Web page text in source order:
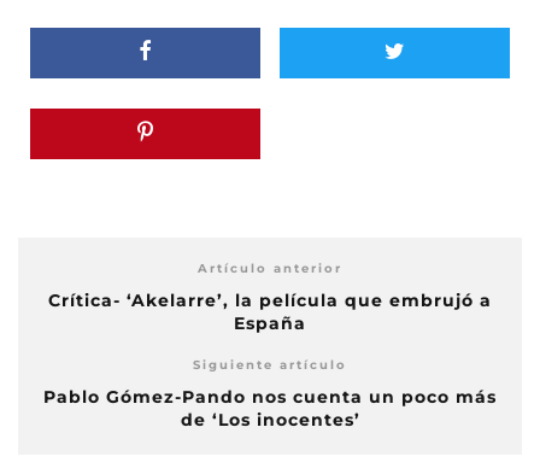
Artículo anterior
Crítica- ‘Akelarre’, la película que embrujó a
España
Siguiente artículo
Pablo Gómez-Pando nos cuenta un poco más
de ‘Los inocentes’